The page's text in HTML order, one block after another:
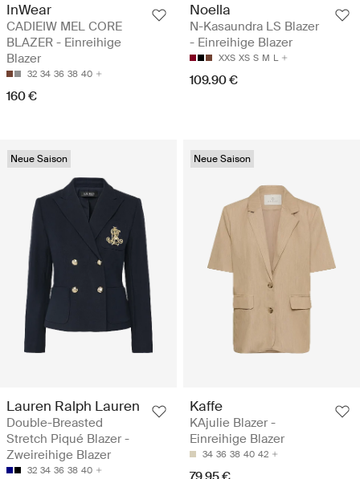
InWear
CADIEIW MEL CORE
BLAZER - Einreihige
Blazer
32 34 36 38 40
160 €
Noella
N-Kasaundra LS Blazer
- Einreihige Blazer
XXS XS S M L
109.90 €
Neue Saison
Lauren Ralph Lauren
Double-Breasted
Stretch Piqué Blazer -
Zweireihige Blazer
32 34 36 38 40
Neue Saison
Kaffe
KAjulie Blazer -
Einreihige Blazer
34 36 38 40 42